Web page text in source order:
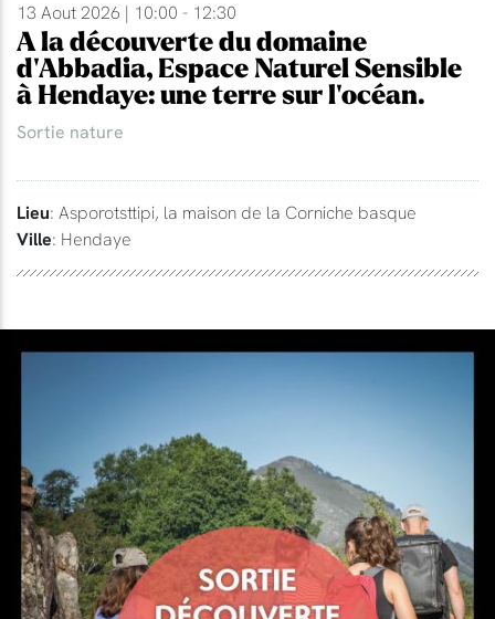
13 Aout 2026 | 10:00 - 12:30
A la découverte du domaine
d'Abbadia, Espace Naturel Sensible
à Hendaye: une terre sur l'océan.
Sortie nature
Lieu: Asporotsttipi, la maison de la Corniche basque
Ville: Hendaye